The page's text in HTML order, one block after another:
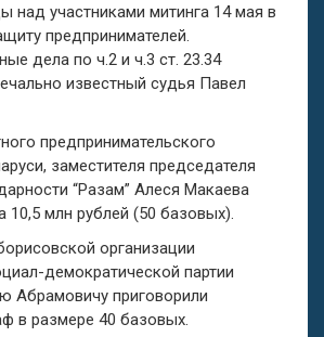
над участниками митинга 14 мая в
предпринимателей.
дела по ч.2 и ч.3 ст. 23.34
известный судья Павел
предпринимательского
заместителя председателя
“Разам” Алеся Макаева
10,5 млн рублей (50 базовых).
организации
демократической партии
Абрамовичу приговорили
в размере 40 базовых.